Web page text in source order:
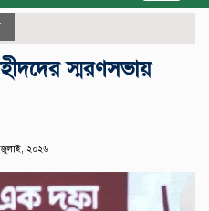
স্মরণসভায়
২০২৬